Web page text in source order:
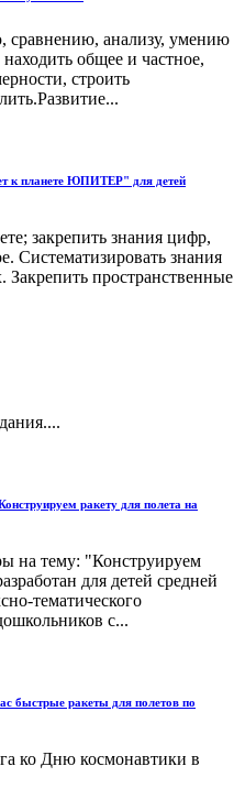
сравнению, анализу, умению
общее и частное,
строить
к планете ЮПИТЕР" для детей
закрепить знания цифр,
Систематизировать знания
Закрепить пространственные
ракету для полета на
на тему: "Конструируем
для детей средней
тематического
с...
быстрые ракеты для полетов по
ко Дню космонавтики в